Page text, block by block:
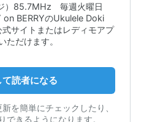
）85.7MHz 毎週火曜日
BERRYのUkulele Doki
サイトまたはレディモアプ
ただけます。
読者になる
を簡単にチェックしたり、
できるようになります。